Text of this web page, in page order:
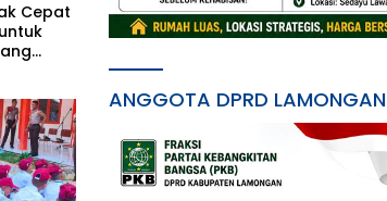
Cepat
ANGGOTA DPRD LAMONGAN